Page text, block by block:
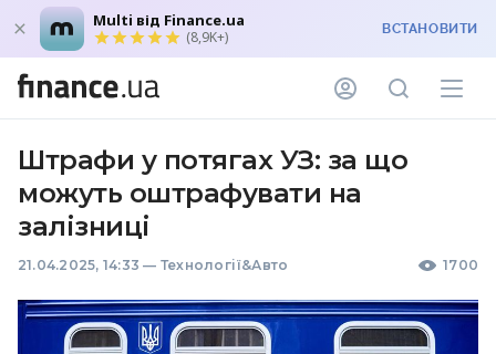
Multi від Finance.ua
(8,9K+) ВСТАНОВИТИ
Штрафи у потягах УЗ: за що
можуть оштрафувати на
залізниці
21.04.2025, 14:33 — Технології&Авто 1700